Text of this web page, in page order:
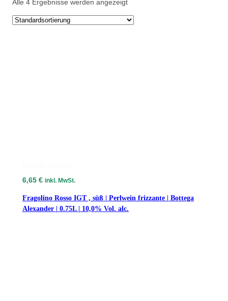
Alle 4 Ergebnisse werden angezeigt
6,65 € inkl. MwSt.
Fragolino Rosso IGT , süß | Perlwein frizzante | Bottega
Alexander | 0.75L | 10,0% Vol. alc.